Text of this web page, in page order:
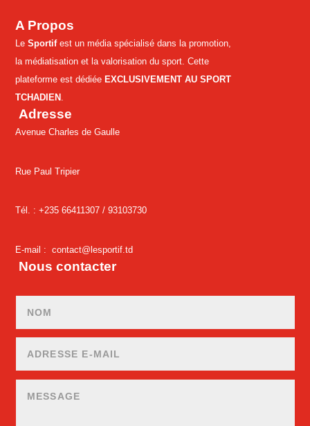
A Propos
LeSportifest un média spécialisé dans la promotion,
la médiatisation et la valorisation du sport. Cette
plateforme est dédiée EXCLUSIVEMENT AU SPORT
TCHADIEN .
Adresse
Avenue Charles de Gaulle
Rue Paul Tripier
Tél. : +235 66411307 /93103730
E-mail :contact@lesportif.td
Nous contacter